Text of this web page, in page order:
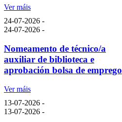
Ver máis
24-07-2026 -
24-07-2026 -
Nomeamento de técnico/a
auxiliar de biblioteca e
aprobación bolsa de emprego
Ver máis
13-07-2026 -
13-07-2026 -